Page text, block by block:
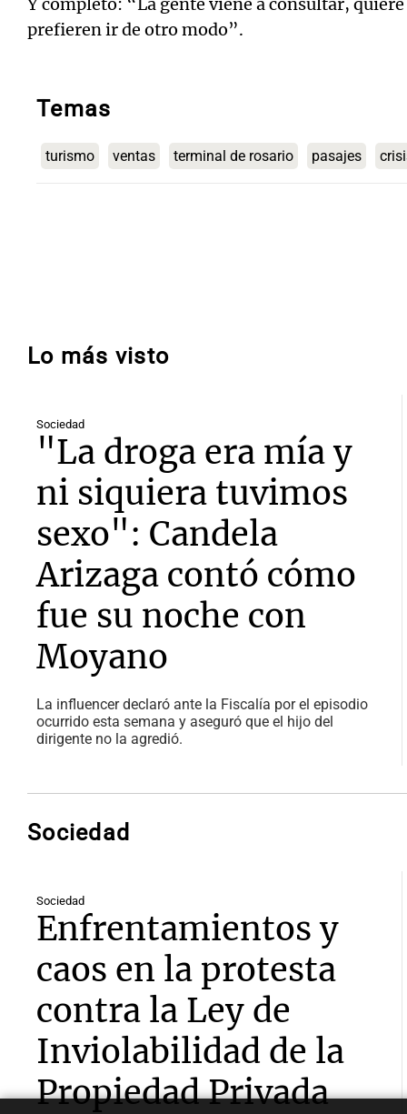
Y completó: “La gente viene a consultar,
prefieren ir de otro modo”.
Temas
turismo ventas terminal de rosario pasajes
Lo más visto
Sociedad
"La droga era mía y
ni siquiera tuvimos
sexo": Candela
Arizaga contó cómo
fue su noche con
Moyano
La influencer declaró ante la Fiscalía por el episodio
ocurrido esta semana y aseguró que el hijo del
dirigente no la agredió.
Sociedad
Sociedad
Enfrentamientos y
caos en la protesta
contra la Ley de
Inviolabilidad de la
Propiedad Privada